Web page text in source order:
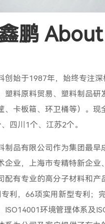
鹏
创始于1987年，始终专注
塑料原料贸易、塑料制品研
、卡板箱、环卫桶等）。现
四川1个、江苏2个。
制品有限公司作为集团最早
企业，上海市专精特新企业
配有专业的高分子材料和产
利，66项实用新型专利；
ISO14001环境管理体系及